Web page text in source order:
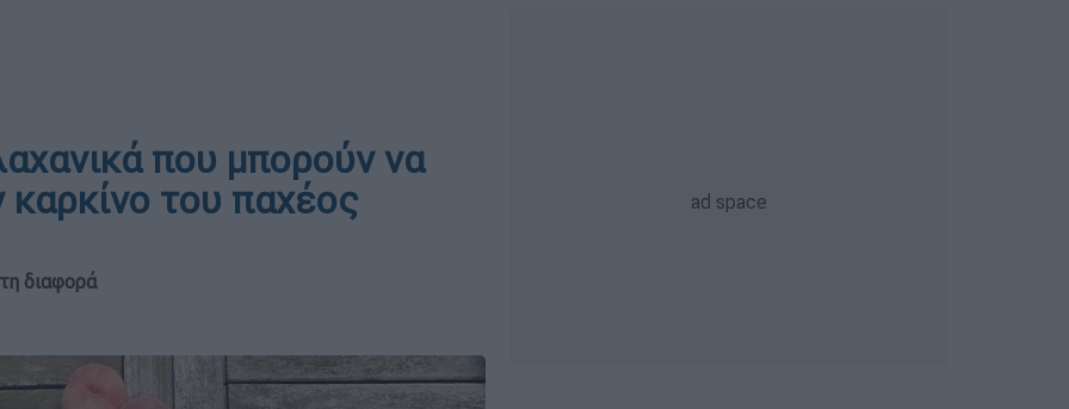
που μπορούν να
του παχέος
διαφορά